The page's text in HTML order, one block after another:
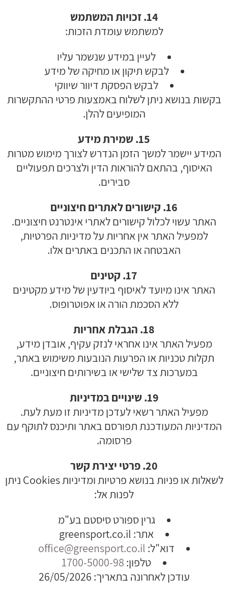
14. זכויות המשתמש
למשתמש עומדת הזכות:
לעיין במידע שנשמר עליו
לבקש תיקון או מחיקה של מידע
לבקש הפסקת דיוור שיווקי
בקשות בנושא ניתן לשלוח באמצעות פרטי ההתקשרות
המופיעים להלן.
15. שמירת מידע
המידע יישמר למשך הזמן הנדרש לצורך מימוש מטרות
האיסוף, בהתאם להוראות הדין ולצרכים תפעוליים
סבירים.
16. קישורים לאתרים חיצוניים
האתר עשוי לכלול קישורים לאתרי אינטרנט חיצוניים.
למפעיל האתר אין אחריות על מדיניות הפרטיות,
האבטחה או התכנים באתרים אלו.
17. קטינים
האתר אינו מיועד לאיסוף ביודעין של מידע מקטינים
ללא הסכמת הורה או אפוטרופוס.
18. הגבלת אחריות
מפעיל האתר אינו אחראי לנזק עקיף, אובדן מידע,
תקלות טכניות או הפרעות הנובעות משימוש באתר,
במערכות צד שלישי או בשירותים חיצוניים.
19. שינויים במדיניות
מפעיל האתר רשאי לעדכן מדיניות זו מעת לעת.
המדיניות המעודכנת תפורסם באתר ותיכנס לתוקף עם
פרסומה.
20. פרטי יצירת קשר
לשאלות או פניות בנושא פרטיות ומדיניות Cookies ניתן
לפנות אל:
גרין ספורט סיסטם בע"מ
אתר: greensport.co.il
דוא"ל:
טלפון: 1700-5000-98
עודכן לאחרונה בתאריך: 26/05/2026